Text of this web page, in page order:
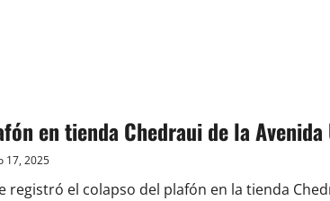
en tienda Chedraui de la Avenida
17, 2025
registró el colapso del plafón en la tienda